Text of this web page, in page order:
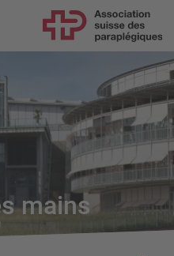
mains